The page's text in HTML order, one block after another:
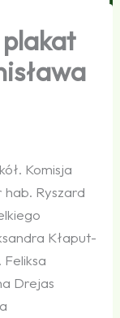
Komisja
hab. Ryszard
Kłaput-
Drejas